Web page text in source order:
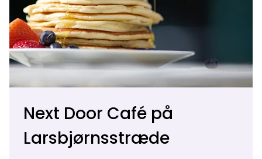
Next Door Café på
Larsbjørnsstræde